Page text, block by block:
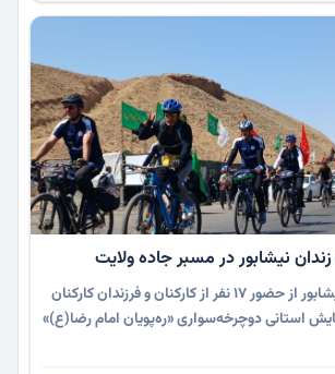
نیشابور در مسبر جاده ولایت
رئیس اداره زندان نیشابور از حضور ۱۷ نفر از کارکنان و فرزندان کارکنان
استانی دوچرخه‌سواری «ره‌پویان امام رضا(ع)»